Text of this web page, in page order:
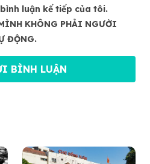
luận kế tiếp của tôi.
KHÔNG PHẢI NGƯỜI
ĐỘNG.